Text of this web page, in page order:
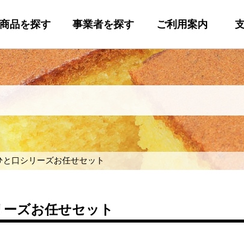
商品を探す 事業者を探す ご利用案内
と口シリーズお任せセット
ズお任せセット